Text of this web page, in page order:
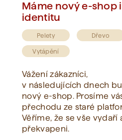
Máme nový e-shop
identitu
Pelety Dřevo
Vytápění
Vážení zákazníci,
v následujících dnech
nový e-shop. Prosíme
přechodu ze staré
Věříme, že se vše vydaří
překvapeni.